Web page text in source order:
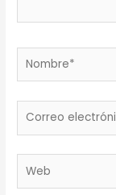
Nombre*
Correo
Web